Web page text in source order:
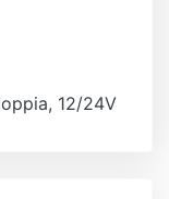
12/24V